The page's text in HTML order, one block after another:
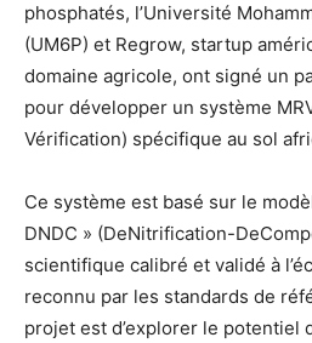
phosphatés, l’Université
(UM6P) et Regrow, startup
domaine agricole, ont signé un
pour développer un système
Vérification) spécifique au sol
Ce système est basé sur le
DNDC » (DeNitrification-
scientifique calibré et validé à
reconnu par les standards de
projet est d’explorer le potentiel